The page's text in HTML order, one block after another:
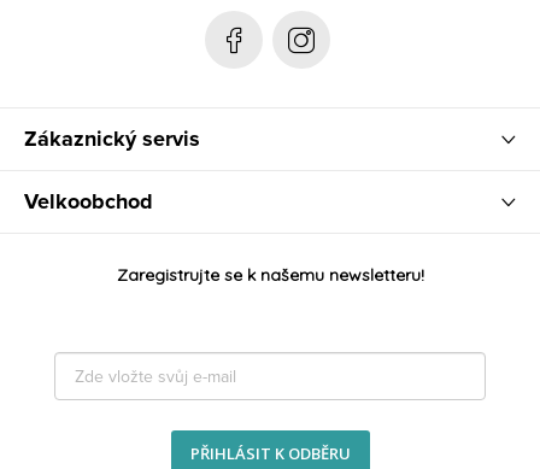
Zákaznický servis
Velkoobchod
Zaregistrujte se k našemu newsletteru!
PŘIHLÁSIT K ODBĚRU